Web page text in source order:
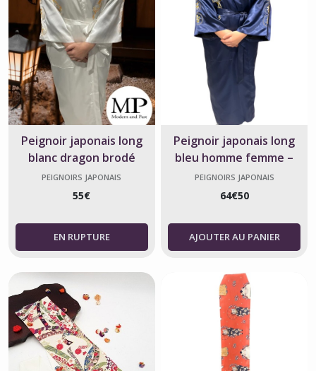
Peignoir japonais long
blanc dragon brodé
PEIGNOIRS JAPONAIS
55€
Peignoir japonais long
bleu homme femme –
dragon brodé
PEIGNOIRS JAPONAIS
64€50
AJOUTER AU PANIER